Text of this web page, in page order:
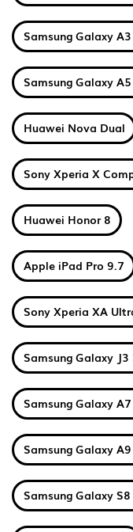
Samsung Galaxy
Samsung Galaxy
Huawei Nova Dual
Sony Xperia X
Huawei Honor 8
Apple iPad Pro 9.7
Sony Xperia XA
Samsung Galaxy
Samsung Galaxy
Samsung Galaxy
Samsung Galaxy